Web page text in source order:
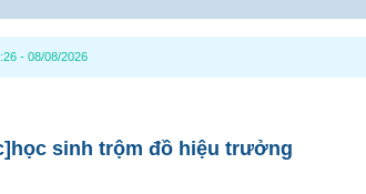
- 08/08/2026
sinh trộm đồ hiệu trưởng